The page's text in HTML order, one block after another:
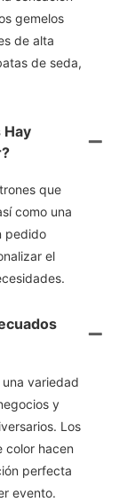
gemelos
de alta
de seda,
Hay
que
como una
pedido
el
variedad
y
Los
color hacen
perfecta
evento.